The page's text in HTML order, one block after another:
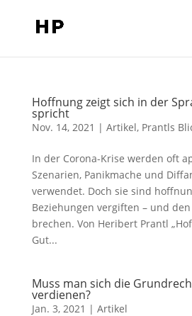
Hoffnung zeigt sich in der
spricht
Nov. 14, 2021 | Artikel, Prantls
In der Corona-Krise werden oft
Szenarien, Panikmache und
verwendet. Doch sie sind
Beziehungen vergiften – und
brechen. Von Heribert Prantl
Gut...
Muss man sich die
verdienen?
Jan. 3, 2021 | Artikel